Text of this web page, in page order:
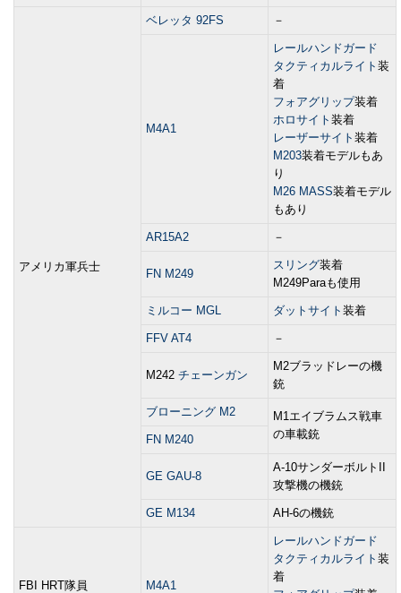
アメリカ軍兵士
ベレッタ 92FS －
M4A1
レールハンドガード
タクティカルライト 装
着
フォアグリップ装着
ホロサイト 装着
レーザーサイト 装着
M203装着モデルもあ
り
M26 MASS装着モデル
もあり
AR15A2 －
FN M249
スリング装着
M249Paraも使用
ミルコー MGL ダットサイト 装着
FFV AT4 －
M242 チェーンガン
M2ブラッドレーの機
銃
ブローニング M2
M1エイブラムス戦車
の車載銃
FN M240
GE GAU-8
A-10サンダーボルトII
攻撃機の機銃
GE M134 AH-6の機銃
FBI HRT隊員 M4A1
レールハンドガード
タクティカルライト 装
着